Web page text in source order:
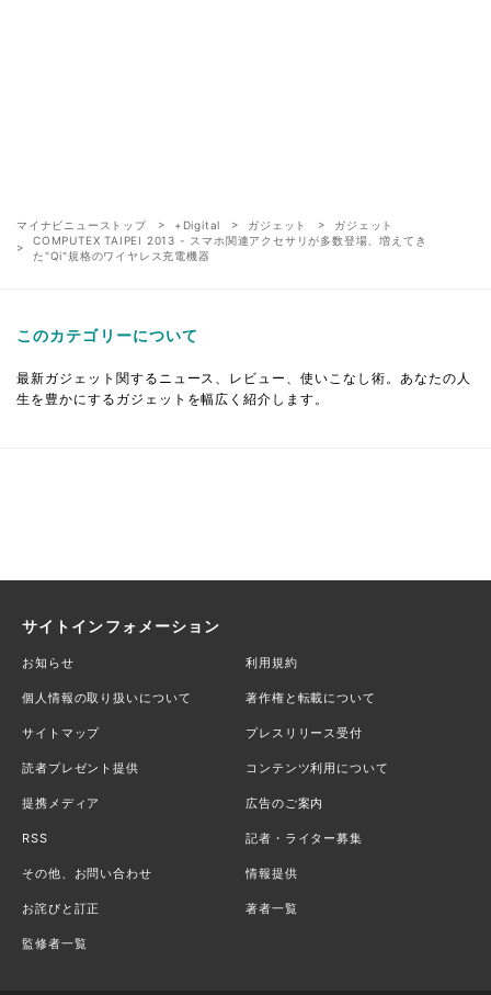
マイナビニューストップ +Digital ガジェット
ガジェット
COMPUTEX TAIPEI 2013 - スマホ関連アクセサリが多数登場、増えてき
た"Qi"規格のワイヤレス充電機器
このカテゴリーについて
最新ガジェット関するニュース、レビュー、使いこなし術。あなたの人
生を豊かにするガジェットを幅広く紹介します。
サイトインフォメーション
お知らせ 利用規約
個人情報の取り扱いについて 著作権と転載について
サイトマップ プレスリリース受付
読者プレゼント提供 コンテンツ利用について
提携メディア 広告のご案内
RSS 記者・ライター募集
その他、お問い合わせ 情報提供
お詫びと訂正 著者一覧
監修者一覧